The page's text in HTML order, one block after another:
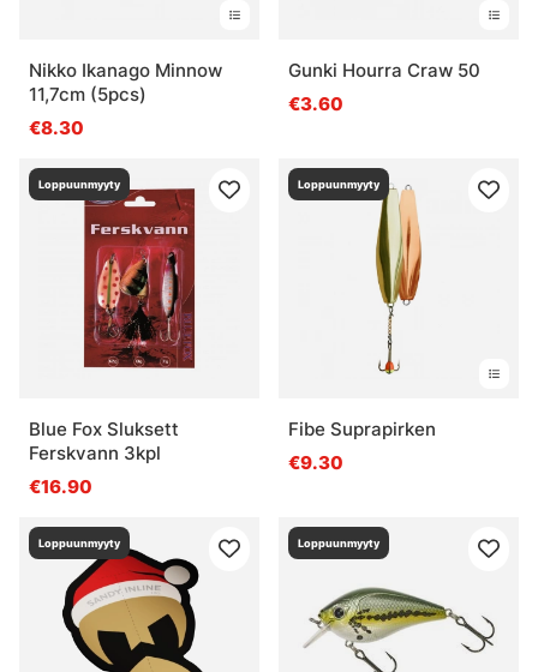
Nikko Ikanago Minnow
11,7cm (5pcs)
€8.30
Gunki Hourra Craw 50
€3.60
Loppuunmyyty
Blue Fox Sluksett
Ferskvann 3kpl
€16.90
Loppuunmyyty
Fibe Suprapirken
€9.30
Loppuunmyyty Loppuunmyyty